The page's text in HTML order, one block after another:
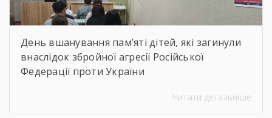
День вшанування пам’яті дітей, які загинули
внаслідок збройної агресії Російської
Федерації проти України
Читати детальніше